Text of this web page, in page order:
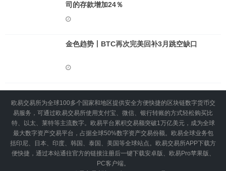
司的存款增加24％
金色趋势丨BTC再次完美回补3月跳空缺口
欧易交易所为全球100多个国家和地区提供安全方便快捷的区块链数字货币交
易服务，可通过欧易交易所使用支付宝、微信、银行转账的方式轻松购买比
特、以太、莱特等主流数字。欧易平台累积交易额突破1万亿美元，成为全球
最大数字资产交易平台，占据全球50%数字资产交易份额。欧易全球业务包
括印尼、日本、印度、韩国、泰国、美国等全球站点。欧易交易所APP下载方
便快捷，通过本站通往官方的链接注册后一键下载安卓版、欧易Pro苹果版、
PC客户端。